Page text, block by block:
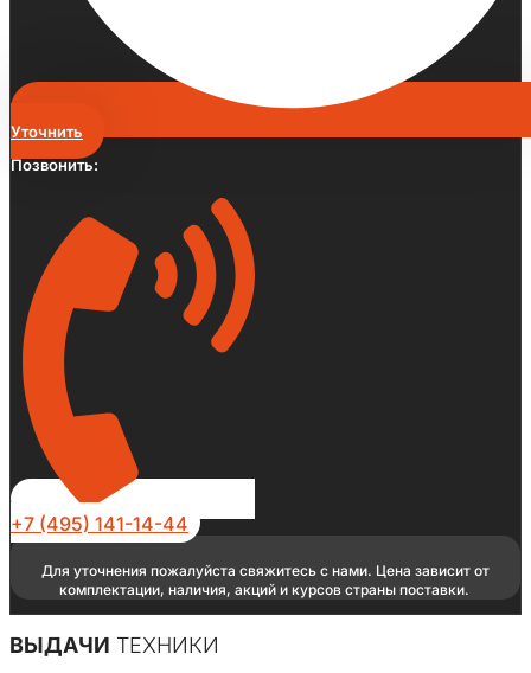
Уточнить
Позвонить:
+7 (495) 141-14-44
Для уточнения пожалуйста свяжитесь с нами. Цена зависит от
комплектации, наличия, акций и курсов страны поставки.
ВЫДАЧИ ТЕХНИКИ